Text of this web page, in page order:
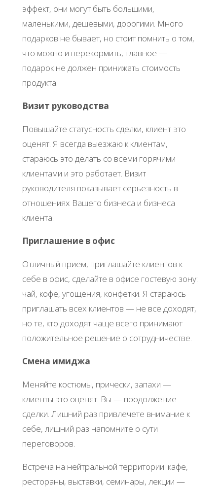
эффект, они могут быть большими,
маленькими, дешевыми, дорогими. Много
подарков не бывает, но стоит помнить о том,
что можно и перекормить, главное —
подарок не должен принижать стоимость
продукта.
Визит руководства
Повышайте статусность сделки, клиент это
оценят. Я всегда выезжаю к клиентам,
стараюсь это делать со всеми горячими
клиентами и это работает. Визит
руководителя показывает серьезность в
отношениях Вашего бизнеса и бизнеса
клиента.
Приглашение в офис
Отличный прием, приглашайте клиентов к
себе в офис, сделайте в офисе гостевую зону:
чай, кофе, угощения, конфетки. Я стараюсь
приглашать всех клиентов — не все доходят,
но те, кто доходят чаще всего принимают
положительное решение о сотрудничестве.
Смена имиджа
Меняйте костюмы, прически, запахи —
клиенты это оценят. Вы — продолжение
сделки. Лишний раз привлечете внимание к
себе, лишний раз напомните о сути
переговоров.
Встреча на нейтральной территории: кафе,
рестораны, выставки, семинары, лекции —